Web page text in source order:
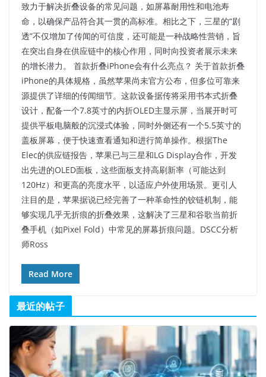
致力于解决折叠设备的常见问题，如屏幕耐用性和电池寿
命，以确保产品符合其一贯的高标准。相比之下，三星的“剧
透”不仅增加了传闻的可信度，还可能是一种战略性营销，旨
在突出自身在供应链中的核心作用，同时向投资者展示未来
的增长潜力。 首款折叠iPhone会有什么亮点？ 关于首款折叠
iPhone的具体规格，虽然苹果尚未官方公布，但多位可靠来
源提供了详细的传闻细节。这款设备据传将采用书本式折叠
设计，配备一个7.8英寸的内折OLED主显示屏，当展开时可
提供平板电脑般的沉浸式体验，同时外侧还有一个5.5英寸的
盖板屏幕，便于快速查看通知和进行简单操作。根据The
Elec的供应链报告，苹果已与三星和LG Display合作，开发
出先进的OLED面板，这些面板支持高刷新率（可能达到
120Hz）和更高的亮度水平，以适应户外使用场景。更引人
注目的是，苹果据说已经完善了一种革命性的铰链机制，能
够实现几乎无折痕的折叠效果，这解决了三星和谷歌当前折
叠手机（如Pixel Fold）中常见的屏幕折痕问题。DSCC分析
师Ross
Read More
最近的帖子